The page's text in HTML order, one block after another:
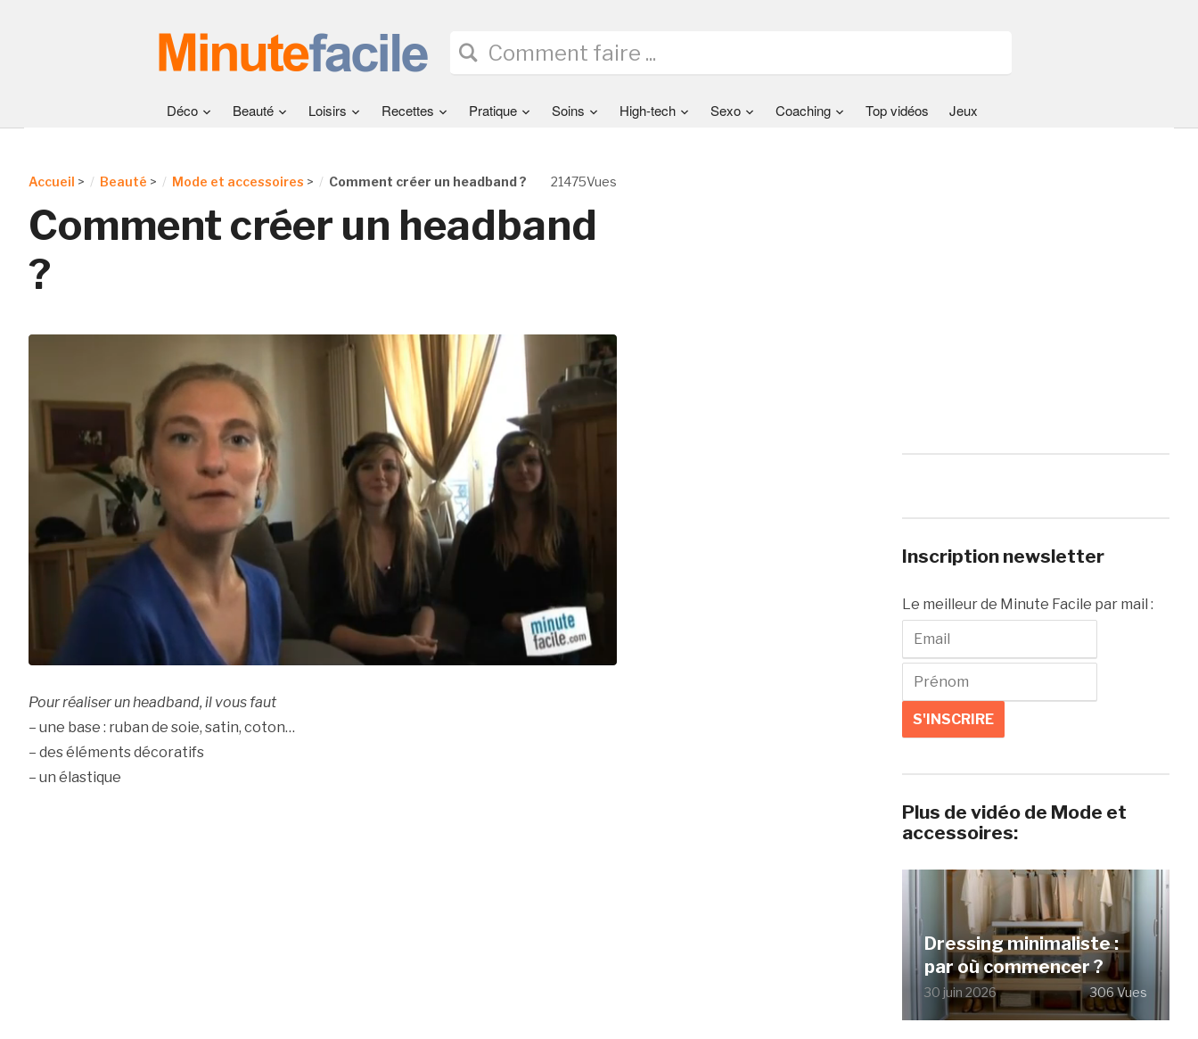
Déco Beauté Loisirs Recettes Pratique Soins High-tech Sexo Coaching Top vidéos Jeux
21475Vues
Accueil > Beauté > Mode et accessoires > Comment créer un headband ?
Comment créer un headband
?
Pour réaliser un headband, il vous faut
– une base : ruban de soie, satin, coton…
– des éléments décoratifs
– un élastique
Inscription newsletter
Le meilleur de Minute Facile par mail :
Plus de vidéo de Mode et
accessoires:
Dressing minimaliste :
par où commencer ?
30 juin 2026 306 Vues